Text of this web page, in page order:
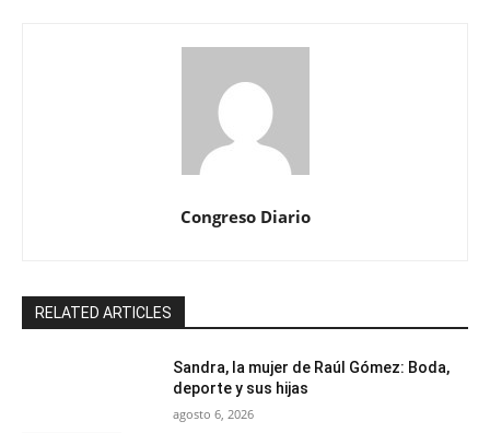
Congreso Diario
RELATED ARTICLES
Sandra, la mujer de Raúl Gómez: Boda,
deporte y sus hijas
agosto 6, 2026